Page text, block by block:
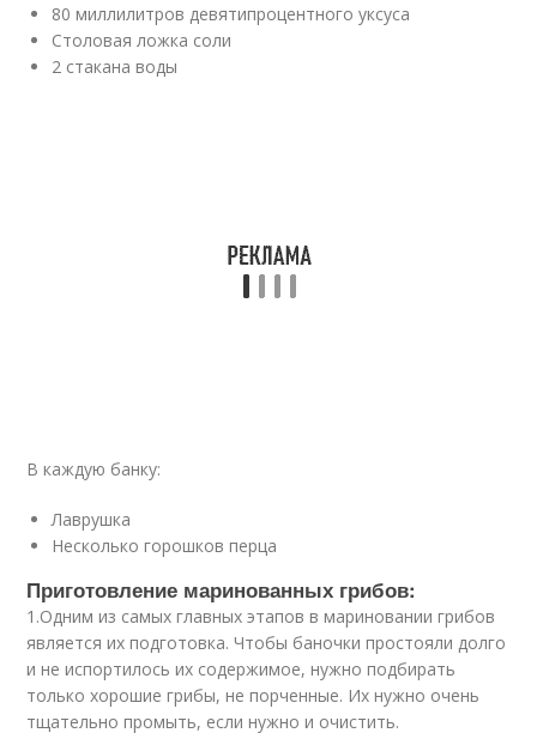
80 миллилитров девятипроцентного уксуса
Столовая ложка соли
2 стакана воды
В каждую банку:
Лаврушка
Несколько горошков перца
Приготовление маринованных грибов:
1.Одним из самых главных этапов в мариновании грибов
является их подготовка. Чтобы баночки простояли долго
и не испортилось их содержимое, нужно подбирать
только хорошие грибы, не порченные. Их нужно очень
тщательно промыть, если нужно и очистить.